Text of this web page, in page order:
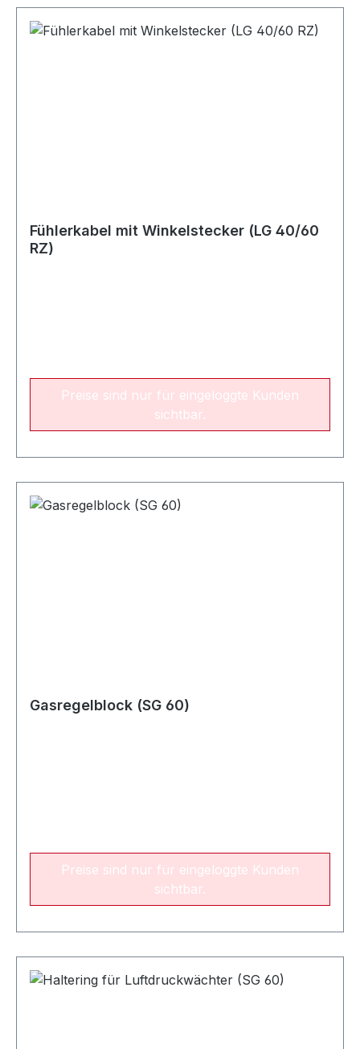
Fühlerkabel mit Winkelstecker (LG 40/60
RZ)
Preise sind nur für eingeloggte Kunden
sichtbar.
Gasregelblock (SG 60)
Preise sind nur für eingeloggte Kunden
sichtbar.